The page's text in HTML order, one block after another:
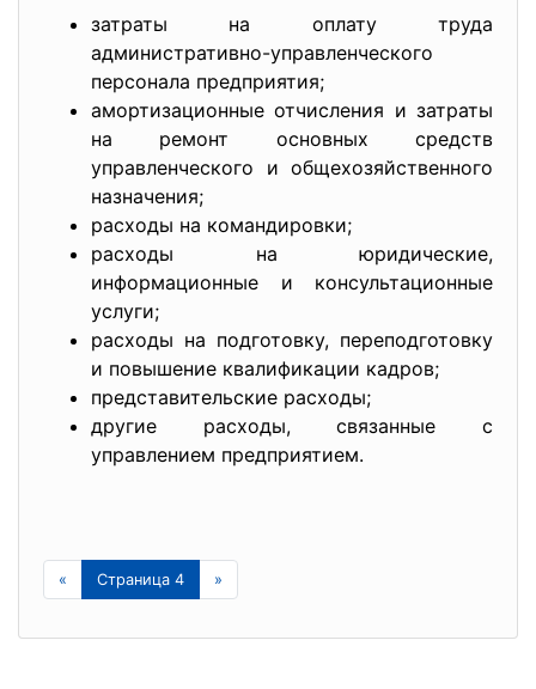
затраты на оплату труда
административно-управленческого
персонала предприятия;
амортизационные отчисления и затраты
на ремонт основных средств
управленческого и общехозяйственного
назначения;
расходы на командировки;
расходы на юридические,
информационные и консультационные
услуги;
расходы на подготовку, переподготовку
и повышение квалификации кадров;
представительские расходы;
другие расходы, связанные с
управлением предприятием.
« Страница 4 »